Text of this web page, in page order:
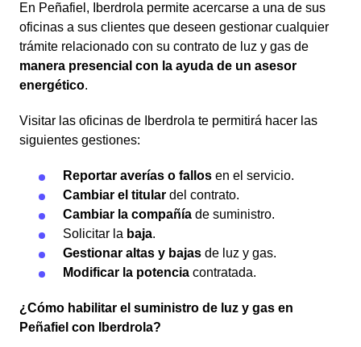
En Peñafiel, Iberdrola permite acercarse a una de sus
oficinas a sus clientes que deseen gestionar cualquier
trámite relacionado con su contrato de luz y gas de
manera presencial con la ayuda de un asesor
energético.
Visitar las oficinas de Iberdrola te permitirá hacer las
siguientes gestiones:
Reportar averías o fallos en el servicio.
Cambiar el titular del contrato.
Cambiar la compañía de suministro.
Solicitar la baja.
Gestionar altas y bajas de luz y gas.
Modificar la potencia contratada.
¿Cómo habilitar el suministro de luz y gas en
Peñafiel con Iberdrola?